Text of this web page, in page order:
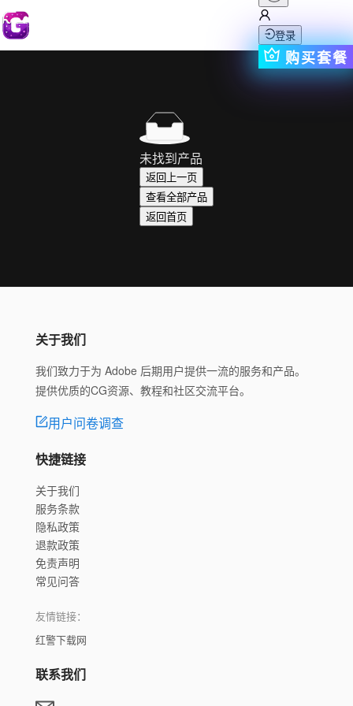
登录
购买套餐
未找到产品
返回上一页
查看全部产品
返回首页
关于我们
我们致力于为 Adobe 后期用户提供一流的服务和产品。
提供优质的CG资源、教程和社区交流平台。
用户问卷调查
快捷链接
关于我们
服务条款
隐私政策
退款政策
免责声明
常见问答
友情链接：
红警下载网
联系我们